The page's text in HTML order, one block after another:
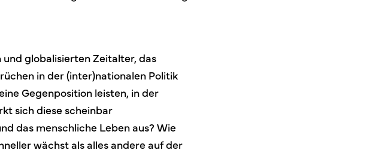
globalisierten Zeitalter, das
in der (inter)nationalen Politik
Gegenposition leisten, in der
sich diese scheinbar
das menschliche Leben aus? Wie
wächst als alles andere auf der